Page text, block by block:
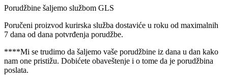
Porudžbine šaljemo službom GLS
Poručeni proizvod kurirska služba dostaviće u roku od maximalnih
7 dana od dana potvrđenja porudžbe.
****Mi se trudimo da šaljemo vaše porudžbine iz dana u dan kako
nam one pristižu. Dobićete obaveštenje i o tome da je porudžbina
poslata.